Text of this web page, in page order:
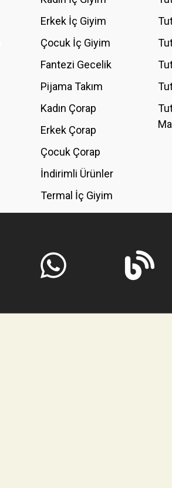
Erkek İç Giyim
Çocuk İç Giyim
Fantezi Gecelik
Pijama Takım
Kadın Çorap
Erkek Çorap
Çocuk Çorap
İndirimli Ürünler
Termal İç Giyim